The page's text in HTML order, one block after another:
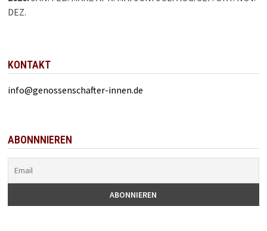
DEZ.
KONTAKT
info@genossenschafter-innen.de
ABONNNIEREN